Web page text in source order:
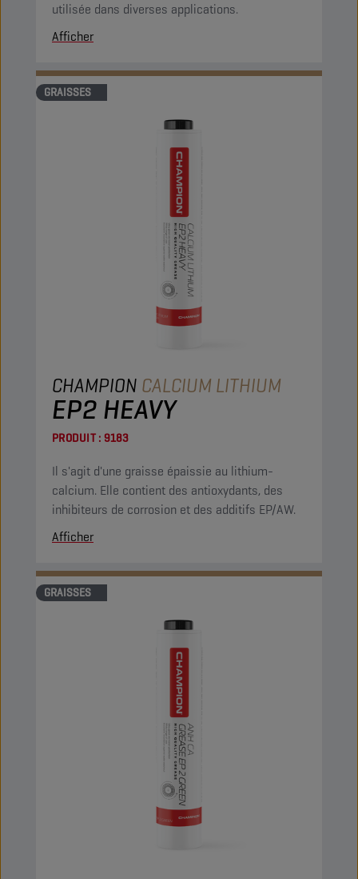
utilisée dans diverses applications.
Afficher
GRAISSES
CHAMPION CALCIUM LITHIUM
EP2 HEAVY
PRODUIT : 9183
Il s'agit d'une graisse épaissie au lithium-
calcium. Elle contient des antioxydants, des
inhibiteurs de corrosion et des additifs EP/AW.
Afficher
GRAISSES